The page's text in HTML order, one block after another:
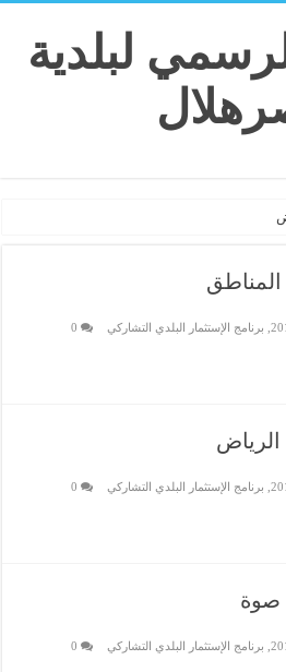
برنامج الإستثمار البلدي التشاركي 0
برنامج الإستثمار البلدي التشاركي 0
صوة
برنامج الإستثمار البلدي التشاركي 0